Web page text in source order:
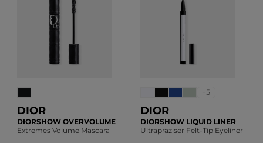
DIOR
DIORSHOW OVERVOLUME
Extremes Volume Mascara
+5
DIOR
DIORSHOW LIQUID LINER
Ultrapräziser Felt-Tip Eyeliner